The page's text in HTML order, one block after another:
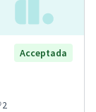
Acceptada
2